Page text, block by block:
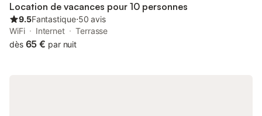
Location de vacances pour 10 personnes
9.5Fantastique⋅50 avis
WiFi
Internet
Terrasse
dès 65 € par nuit